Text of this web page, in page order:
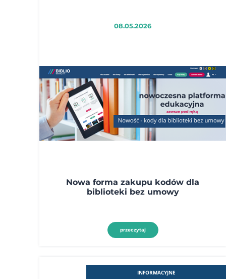
08.05.2026
Nowa forma zakupu kodów dla
biblioteki bez umowy
przeczytaj
INFORMACYJNE